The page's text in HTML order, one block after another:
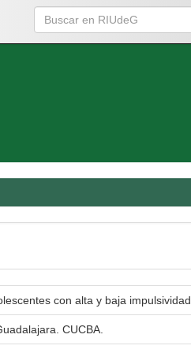
con alta y baja impulsividad
CUCBA.